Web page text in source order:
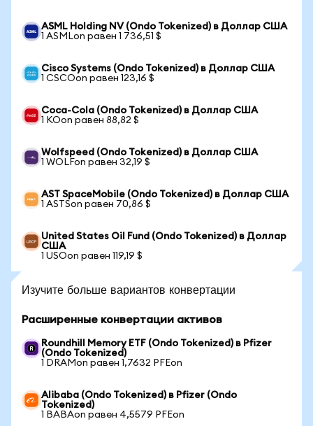
ASML Holding NV (Ondo Tokenized) в Доллар США
1 ASMLon равен 1 736,51 $
Cisco Systems (Ondo Tokenized) в Доллар США
1 CSCOon равен 123,16 $
Coca-Cola (Ondo Tokenized) в Доллар США
1 KOon равен 88,82 $
Wolfspeed (Ondo Tokenized) в Доллар США
1 WOLFon равен 32,19 $
AST SpaceMobile (Ondo Tokenized) в Доллар США
1 ASTSon равен 70,86 $
United States Oil Fund (Ondo Tokenized) в Доллар
США
1 USOon равен 119,19 $
Изучите больше вариантов конвертации
Расширенные конвертации активов
Roundhill Memory ETF (Ondo Tokenized) в Pfizer
(Ondo Tokenized)
1 DRAMon равен 1,7632 PFEon
Alibaba (Ondo Tokenized) в Pfizer (Ondo
Tokenized)
1 BABAon равен 4,5579 PFEon